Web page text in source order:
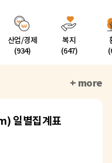
산업/경제
(934)
복지
(647)
+ more
일별집계표